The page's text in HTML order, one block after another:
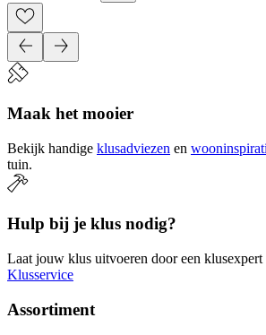
Maak het mooier
Bekijk handige klusadviezen en
tuin.
Hulp bij je klus nodig?
Laat jouw klus uitvoeren door een klusexpert
Klusservice
Assortiment